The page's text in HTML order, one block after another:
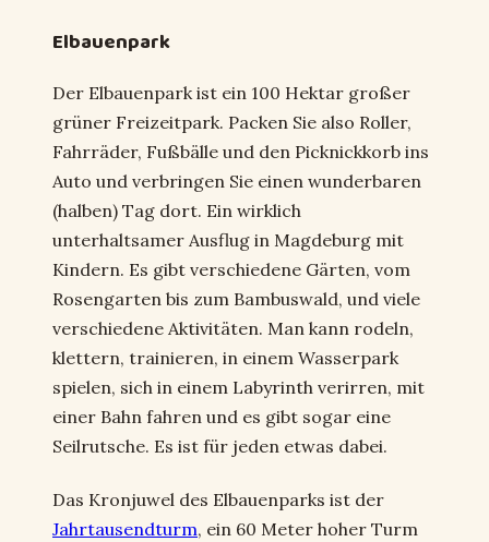
Elbauenpark
Der Elbauenpark ist ein 100 Hektar großer
grüner Freizeitpark. Packen Sie also Roller,
Fahrräder, Fußbälle und den Picknickkorb ins
Auto und verbringen Sie einen wunderbaren
(halben) Tag dort. Ein wirklich
unterhaltsamer Ausflug in Magdeburg mit
Kindern. Es gibt verschiedene Gärten, vom
Rosengarten bis zum Bambuswald, und viele
verschiedene Aktivitäten. Man kann rodeln,
klettern, trainieren, in einem Wasserpark
spielen, sich in einem Labyrinth verirren, mit
einer Bahn fahren und es gibt sogar eine
Seilrutsche. Es ist für jeden etwas dabei.
Das Kronjuwel des Elbauenparks ist der
Jahrtausendturm, ein 60 Meter hoher Turm